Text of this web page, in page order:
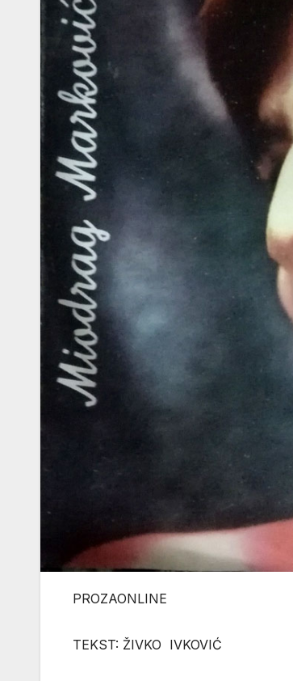
TEKST: ŽIVKO IVKOVIĆ